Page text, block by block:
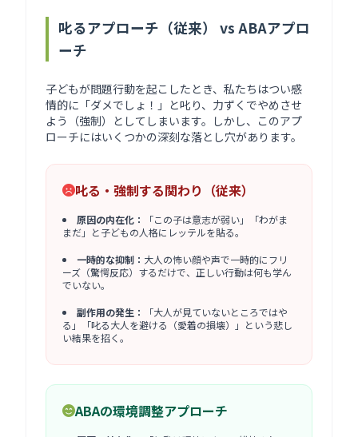
叱るアプローチ（従来） vs ABAアプロ
ーチ
子どもが問題行動を起こしたとき、私たちはつい感
情的に「ダメでしょ！」と叱り、力ずくでやめさせ
よう（強制）としてしまいます。しかし、このアプ
ローチにはいくつかの深刻な落とし穴があります。
叱る・強制する関わり（従来）
原因の内在化：
「この子は意志が弱い」「わがま
まだ」と子どもの人格にレッテルを貼る。
一時的な抑制： 大人の怖い顔や声で一時的にフリ
ーズ（驚愕反応）するだけで、正しい行動は何も学ん
でいない。
副作用の発生：
「大人が見ていないところではや
る」「叱る大人を避ける（愛着の損壊）」という悲し
い結果を招く。
ABAの環境調整アプローチ